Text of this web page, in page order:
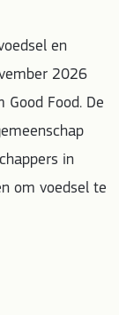
en
2026
Food. De
in
om voedsel te